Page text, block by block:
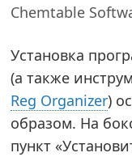
Chemtable
Установка
(а также
Reg Organizer)
образом. На
пункт